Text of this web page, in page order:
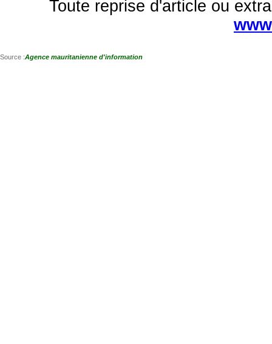
Toute reprise d'article ou
Source :Agence mauritanienne d'information